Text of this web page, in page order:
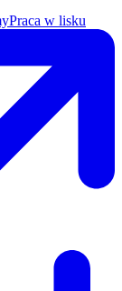
Praca w lisku